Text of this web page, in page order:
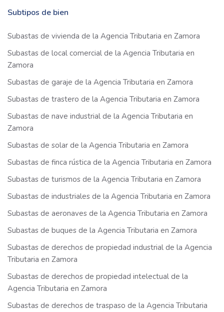
Subtipos de bien
Subastas de vivienda de la Agencia Tributaria en Zamora
Subastas de local comercial de la Agencia Tributaria en
Zamora
Subastas de garaje de la Agencia Tributaria en Zamora
Subastas de trastero de la Agencia Tributaria en Zamora
Subastas de nave industrial de la Agencia Tributaria en
Zamora
Subastas de solar de la Agencia Tributaria en Zamora
Subastas de finca rústica de la Agencia Tributaria en Zamora
Subastas de turismos de la Agencia Tributaria en Zamora
Subastas de industriales de la Agencia Tributaria en Zamora
Subastas de aeronaves de la Agencia Tributaria en Zamora
Subastas de buques de la Agencia Tributaria en Zamora
Subastas de derechos de propiedad industrial de la Agencia
Tributaria en Zamora
Subastas de derechos de propiedad intelectual de la
Agencia Tributaria en Zamora
Subastas de derechos de traspaso de la Agencia Tributaria